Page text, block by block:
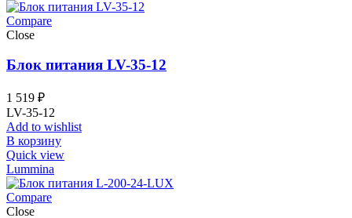
Compare
Close
Блок питания LV-35-12
1 519 ₽
LV-35-12
Add to wishlist
В корзину
Quick view
Lummina
Compare
Close